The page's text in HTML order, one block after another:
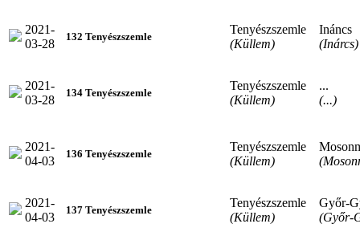
2021-
03-28
132 Tenyészszemle
Tenyészszemle
(Küllem)
Ináncs
(Inárcs)
2021-
03-28
134 Tenyészszemle
Tenyészszemle
(Küllem)
...
(...)
2021-
04-03
136 Tenyészszemle
Tenyészszemle
(Küllem)
2021-
04-03
137 Tenyészszemle
Tenyészszemle
(Küllem)
Győr-
(Győr-